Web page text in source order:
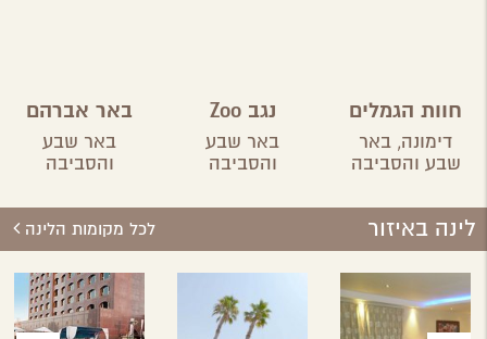
חוות הגמלים
בנגב
דימונה, באר
שבע והסביבה
נגב Zoo
באר שבע
והסביבה
באר אברהם
באר שבע
והסביבה
לינה באיזור לכל מקומות הלינה